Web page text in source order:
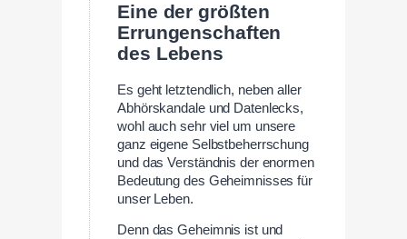
Eine der größten
Errungenschaften
des Lebens
Es geht letztendlich, neben aller
Abhörskandale und Datenlecks,
wohl auch sehr viel um unsere
ganz eigene Selbstbeherrschung
und das Verständnis der enormen
Bedeutung des Geheimnisses für
unser Leben.
Denn das Geheimnis ist und